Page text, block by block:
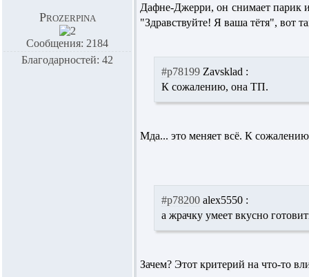
Prozerpina
Сообщения: 2184
Благодарностей: 42
Дафне-Джерри, он снимает парик
"Здравствуйте! Я ваша тётя", вот
#p78199 Zavsklad :
К сожалению, она ТП.
Мда... это меняет всё. К
#p78200 alex5550 :
а жрачку умеет вкусно
Зачем? Этот критерий на что-то